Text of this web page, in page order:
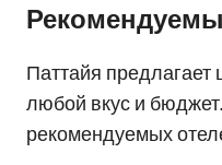
Паттайя
любой вкус и
рекомендуемых